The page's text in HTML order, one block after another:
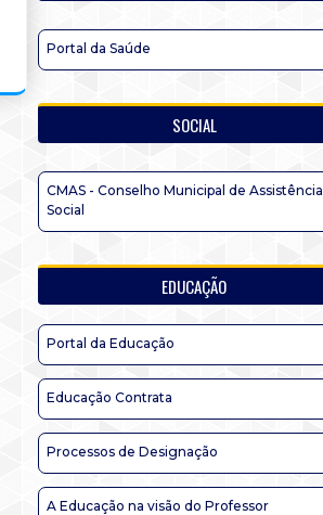
Portal da Saúde
SOCIAL
CMAS - Conselho Municipal de Assistência
Social
EDUCAÇÃO
Portal da Educação
Educação Contrata
Processos de Designação
A Educação na visão do Professor